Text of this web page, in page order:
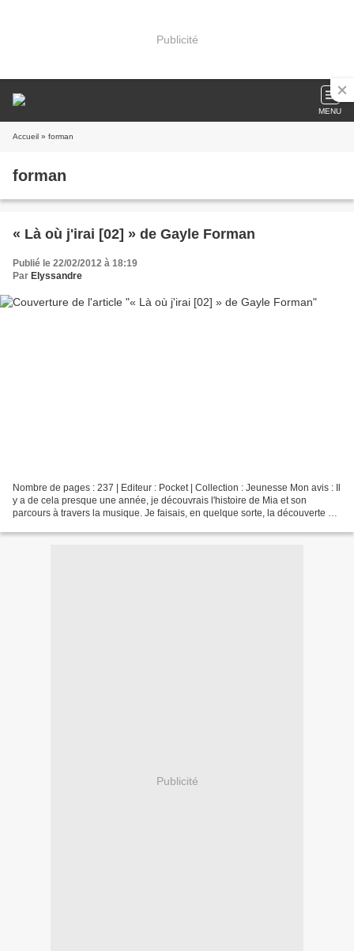
Publicité
MENU
Accueil » forman
forman
« Là où j'irai [02] » de Gayle Forman
Publié le 22/02/2012 à 18:19
Par Elyssandre
Nombre de pages : 237 | Editeur : Pocket | Collection : Jeunesse Mon avis : Il
y a de cela presque une année, je découvrais l'histoire de Mia et son
parcours à travers la musique. Je faisais, en quelque sorte, la découverte de
Publicité